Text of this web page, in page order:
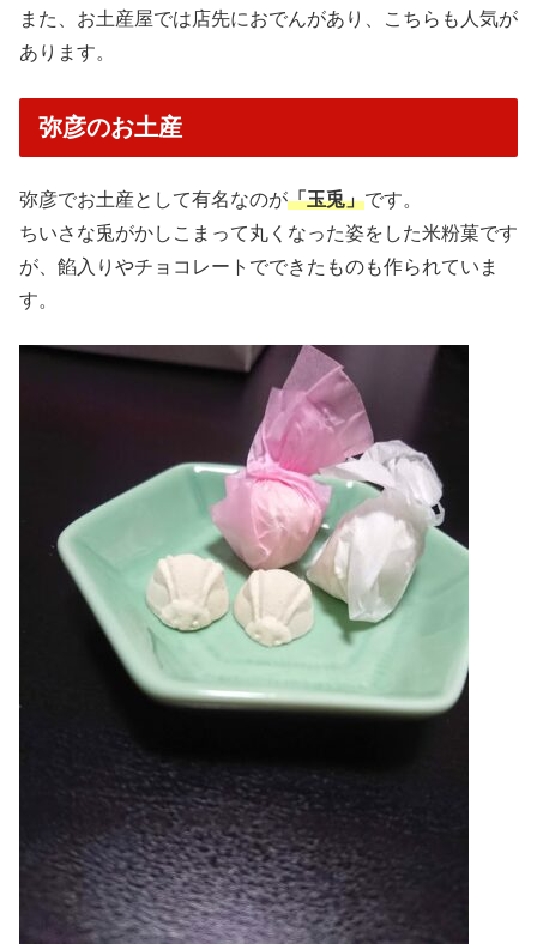
また、お土産屋では店先におでんがあり、こちらも人気が
あります。
弥彦のお土産
弥彦でお土産として有名なのが「玉兎」です。
ちいさな兎がかしこまって丸くなった姿をした米粉菓です
が、餡入りやチョコレートでできたものも作られていま
す。